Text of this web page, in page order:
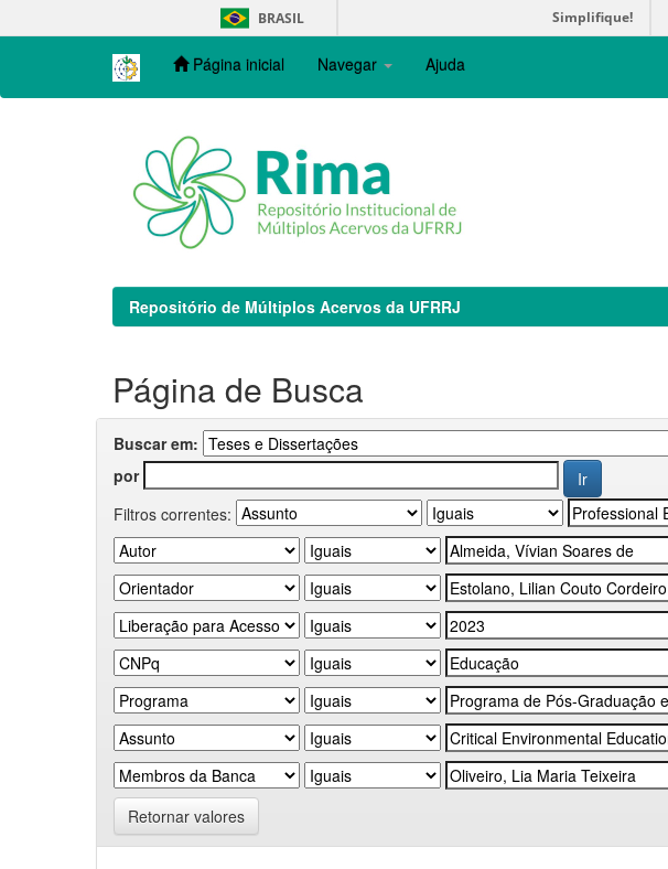
navigation
BRASIL Simplifique!
Página inicial Navegar Ajuda
Repositório de Múltiplos Acervos da UFRRJ
Página de Busca
Buscar em:
por
Filtros correntes:
Retornar valores